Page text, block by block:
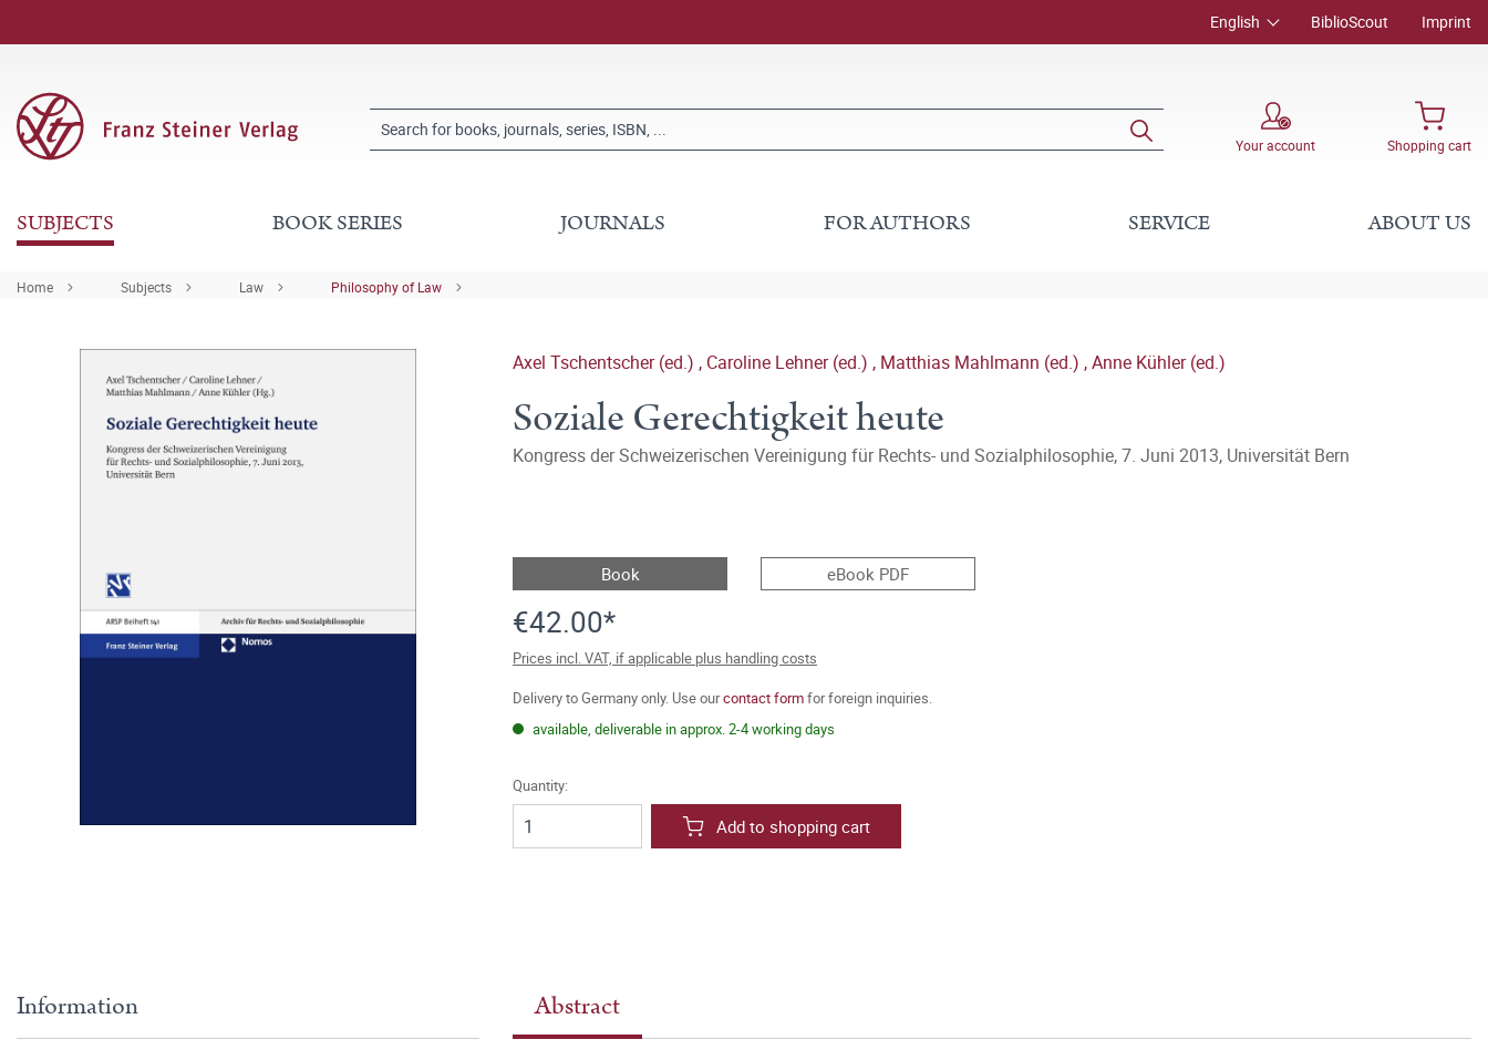
English BiblioScout Imprint
Your account Shopping cart
SUBJECTS BOOK SERIES JOURNALS FOR AUTHORS SERVICE ABOUT US
Home Subjects Law Philosophy of Law
Axel Tschentscher (ed.) , Caroline Lehner (ed.) , Matthias Mahlmann (ed.) ,Anne Kühler (ed.)
Soziale Gerechtigkeit heute
Kongress der Schweizerischen Vereinigung für Rechts- und Sozialphilosophie, 7. Juni 2013, Universität Bern
Book eBook PDF
€42.00*
Prices incl. VAT, if applicable plus handling costs
Delivery to Germany only. Use ourcontact formfor foreign inquiries.
available, deliverable in approx. 2-4 working days
Quantity:
Add to shopping cart
Abstract
Information